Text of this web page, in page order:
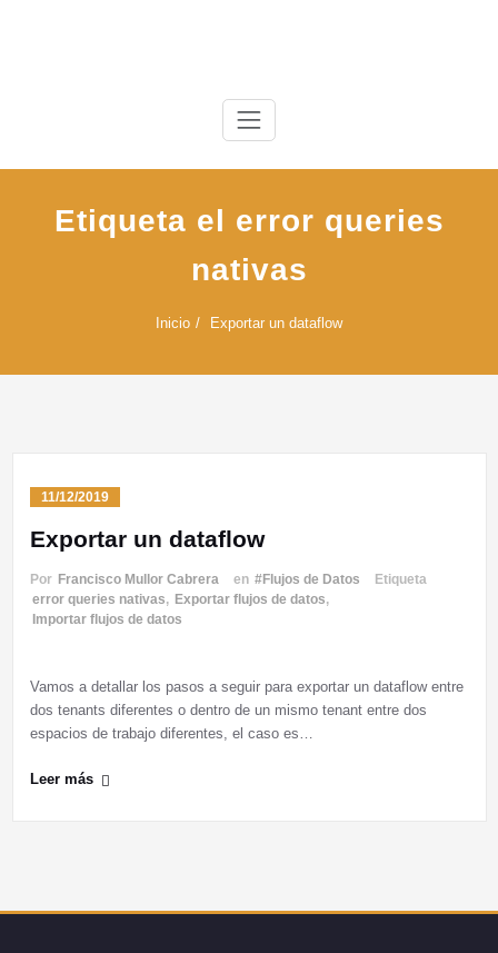
Etiqueta el error queries
nativas
Inicio Exportar un dataflow
11/12/2019
Exportar un dataflow
Por Francisco Mullor Cabrera en #Flujos de Datos
Etiqueta
error queries nativas, Exportar flujos de datos,
Importar flujos de datos
Vamos a detallar los pasos a seguir para exportar un dataflow entre
dos tenants diferentes o dentro de un mismo tenant entre dos
espacios de trabajo diferentes, el caso es…
Leer más